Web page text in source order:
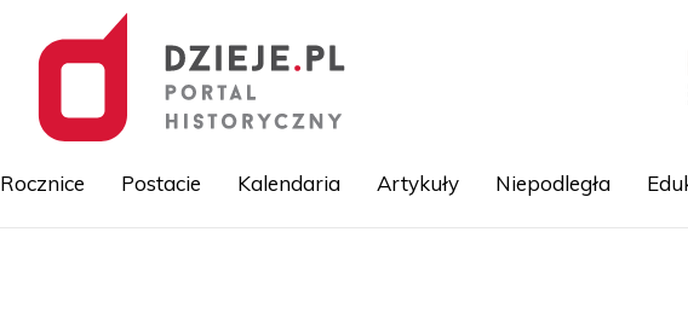
Rocznice Postacie Kalendaria Artykuły Niepodległa